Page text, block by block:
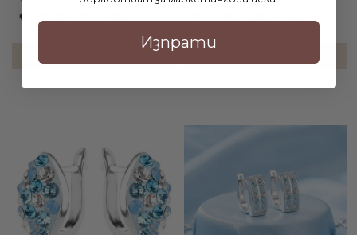
€110.00 / 215.14лв. €131.90 / 257.97лв.
Изпрати